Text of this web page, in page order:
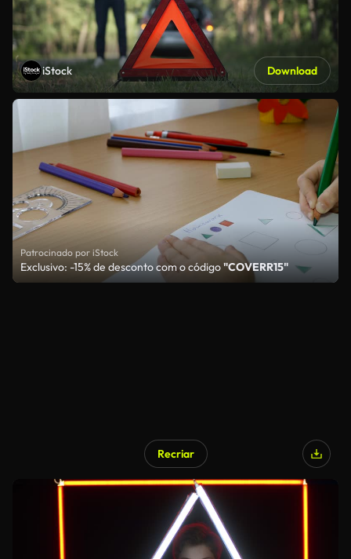
iStock Download
Patrocinado por iStock
Exclusivo: -15% de desconto com o código"COVERR15"
Recriar